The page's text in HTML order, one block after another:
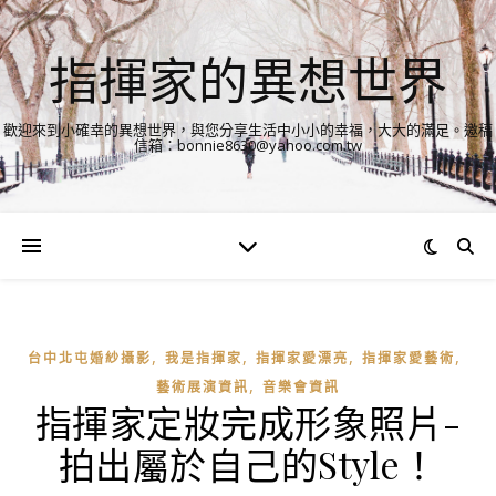
指揮家的異想世界
歡迎來到小確幸的異想世界，與您分享生活中小小的幸福，大大的滿足。邀稿
信箱：bonnie8630@yahoo.com.tw
台中北屯婚紗攝影, 我是指揮家, 指揮家愛漂亮, 指揮家愛藝術,
藝術展演資訊, 音樂會資訊
指揮家定妝完成形象照片-
拍出屬於自己的Style！